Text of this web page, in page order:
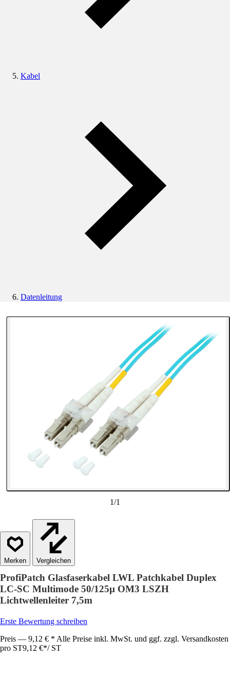
Kabel
Datenleitung
1/1
Vergleichen
ProfiPatch Glasfaserkabel LWL Patchkabel Duplex
LC-SC Multimode 50/125µ OM3 LSZH
Lichtwellenleiter 7,5m
Erste Bewertung schreiben
Preis — 9,12 € * Alle Preise inkl. MwSt. und ggf. zzgl. Versandkosten
pro ST9,12 €*/ ST